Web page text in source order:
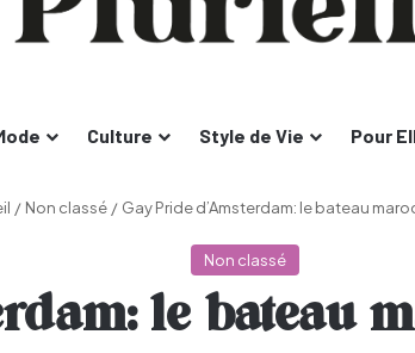
Culture Style de Vie Pour
/ Non classé / Gay Pride d’Amsterdam: le bateau
Non classé
le bateau